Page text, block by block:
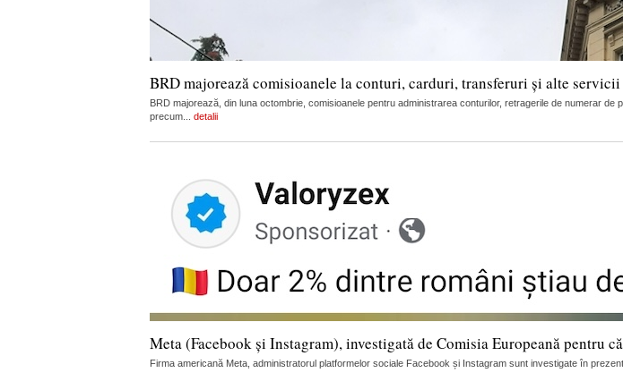
BRD majorează comisioanele la conturi, carduri, transferuri și alte servicii
BRD majorează, din luna octombrie, comisioanele pentru administrarea conturilor, retragerile de numerar
precum... detalii
Meta (Facebook și Instagram), investigată de Comisia Europeană pentru
Firma americană Meta, administratorul platformelor sociale Facebook și Instagram sunt investigate în